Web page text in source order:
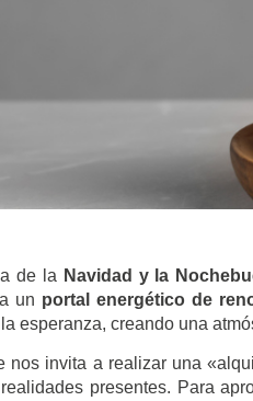
de la Navidad y la
un portal energético de
esperanza, creando una
nos invita a realizar una
presentes. Para